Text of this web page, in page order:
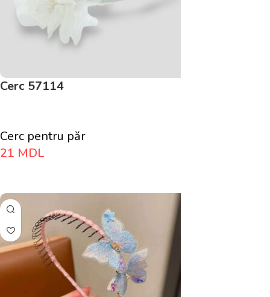
Cerc 57114
Cerc pentru păr
21 MDL